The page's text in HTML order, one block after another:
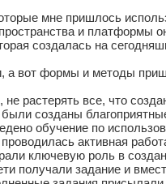
мне пришлось
и платформы
создалась на
вот формы и методы
растерять все, что
созданы
обучение по
активная
ключевую роль в
задание и